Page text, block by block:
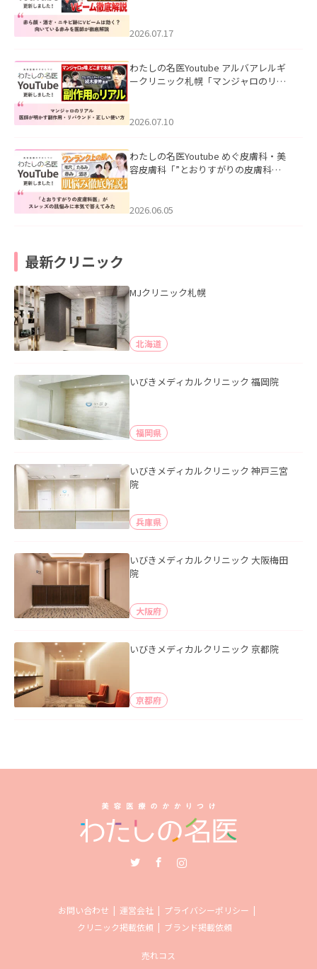
した。
2026.07.17
わたしの名医Youtube アルバアレルギ
ークリニック札幌「マンジャロのリア
た。
2026.07.10
わたしの名医Youtube めぐ皮膚科・美
容皮膚科「”とおりすがりの皮膚科
2026.06.05
最新クリニック
MJクリニック札幌
北海道
いびきメディカルクリニック 福岡院
福岡県
いびきメディカルクリニック 神戸三宮
院
兵庫県
いびきメディカルクリニック 大阪梅田
院
大阪府
いびきメディカルクリニック 京都院
京都府
お問い合わせ 運営会社
プライバシーポリシー
クリニック掲載依頼
ブランド掲載依頼
売れコス